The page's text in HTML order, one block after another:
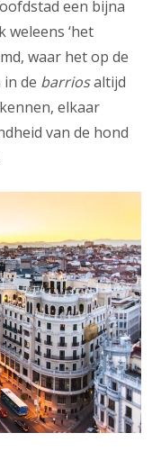
een bijna
‘het
waar het op de
de barriosaltijd
elkaar
van de hond